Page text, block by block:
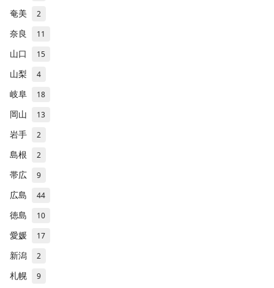
奄美 2
奈良 11
山口 15
山梨 4
岐阜 18
岡山 13
岩手 2
島根 2
帯広 9
広島 44
徳島 10
愛媛 17
新潟 2
札幌 9